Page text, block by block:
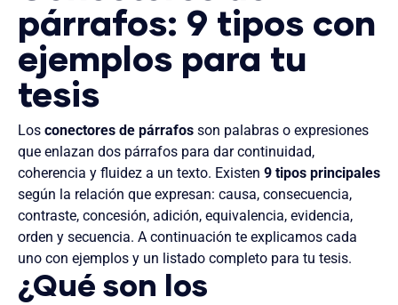
párrafos: 9 tipos con
ejemplos para tu
tesis
Los conectores de párrafos son palabras o expresiones
que enlazan dos párrafos para dar continuidad,
coherencia y fluidez a un texto. Existen 9 tipos principales
según la relación que expresan: causa, consecuencia,
contraste, concesión, adición, equivalencia, evidencia,
orden y secuencia. A continuación te explicamos cada
uno con ejemplos y un listado completo para tu tesis.
¿Qué son los